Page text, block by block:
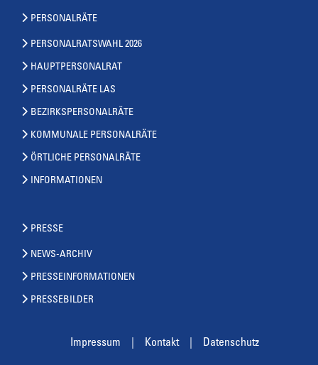
PERSONALRÄTE
PERSONALRATSWAHL 2026
HAUPTPERSONALRAT
PERSONALRÄTE LAS
BEZIRKSPERSONALRÄTE
KOMMUNALE PERSONALRÄTE
ÖRTLICHE PERSONALRÄTE
INFORMATIONEN
PRESSE
NEWS-ARCHIV
PRESSEINFORMATIONEN
PRESSEBILDER
Impressum Kontakt Datenschutz